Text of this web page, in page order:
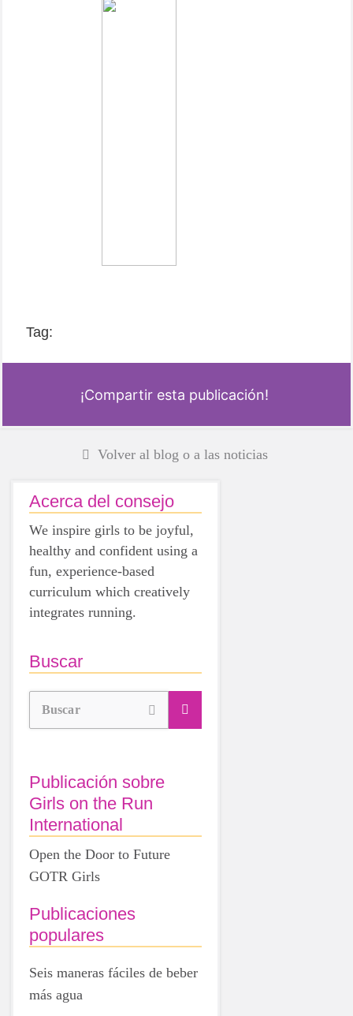
Tag:
¡Compartir esta publicación!
Volver al blog o a las noticias
Acerca del consejo
We inspire girls to be joyful,
healthy and confident using a
fun, experience-based
curriculum which creatively
integrates running.
Buscar
Buscar
Publicación sobre
Girls on the Run
International
Open the Door to Future
GOTR Girls
Publicaciones
populares
Seis maneras fáciles de beber
más agua